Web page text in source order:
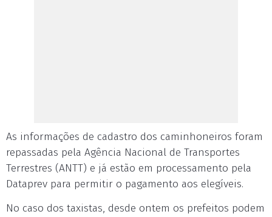
As informações de cadastro dos caminhoneiros foram
repassadas pela Agência Nacional de Transportes
Terrestres (ANTT) e já estão em processamento pela
Dataprev para permitir o pagamento aos elegíveis.
No caso dos taxistas, desde ontem os prefeitos podem